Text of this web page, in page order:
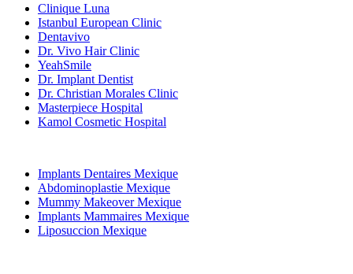
Clinique Luna
Istanbul European Clinic
Dentavivo
Dr. Vivo Hair Clinic
YeahSmile
Dr. Implant Dentist
Dr. Christian Morales Clinic
Masterpiece Hospital
Kamol Cosmetic Hospital
Implants Dentaires Mexique
Abdominoplastie Mexique
Mummy Makeover Mexique
Implants Mammaires Mexique
Liposuccion Mexique